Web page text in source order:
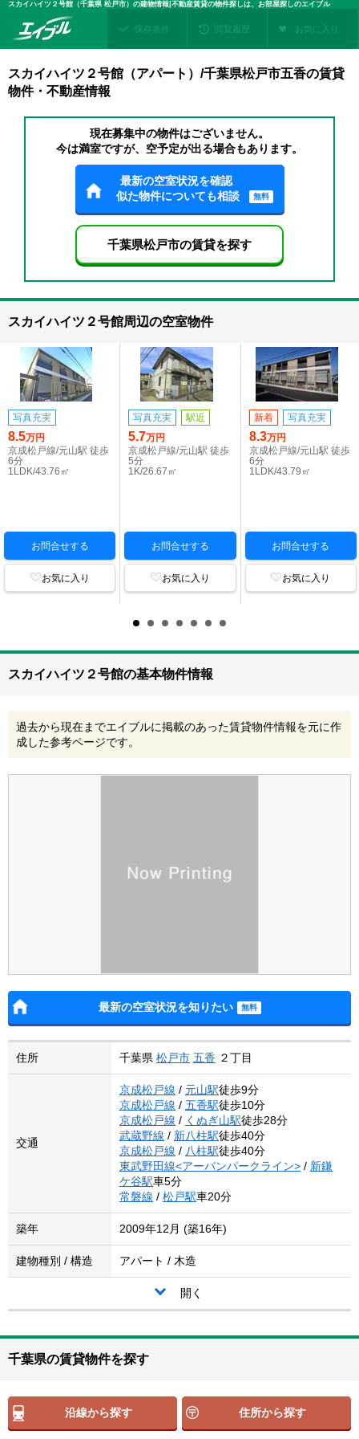
スカイハイツ２号館（千葉県 松戸市）の建物情報|不動産賃貸の物件探しは、お部屋探しのエイブル
保存条件 閲覧履歴 お気に入り
スカイハイツ２号館（アパート）/千葉県松戸市五香の賃貸
物件・不動産情報
現在募集中の物件はございません。
今は満室ですが、空予定が出る場合もあります。
最新の空室状況を確認
似た物件についても相談
無料
千葉県松戸市の賃貸を探す
スカイハイツ２号館周辺の空室物件
写真充実
8.5万円
京成松戸線/元山駅 徒歩
6分
1LDK/43.76㎡
お問合せする
お気に入り
写真充実 駅近
5.7万円
京成松戸線/元山駅 徒歩
5分
1K/26.67㎡
お問合せする
お気に入り
新着 写真充実
8.3万円
京成松戸線/元山駅 徒歩
6分
1LDK/43.79㎡
お問合せする
お気に入り
スカイハイツ２号館の基本物件情報
過去から現在までエイブルに掲載のあった賃貸物件情報を元に作
成した参考ページです。
最新の空室状況を知りたい
住所 千葉県 松戸市 五香 ２丁目
交通
京成松戸線 / 元山駅徒歩9分
京成松戸線 / 五香駅徒歩10分
京成松戸線 / くぬぎ山駅徒歩28分
武蔵野線 / 新八柱駅徒歩40分
京成松戸線 / 八柱駅徒歩40分
東武野田線<アーバンパークライン> / 新鎌
ケ谷駅車5分
常磐線 / 松戸駅車20分
築年 2009年12月 (築16年)
建物種別 / 構造 アパート / 木造
開く
千葉県の賃貸物件を探す
沿線から探す 住所から探す